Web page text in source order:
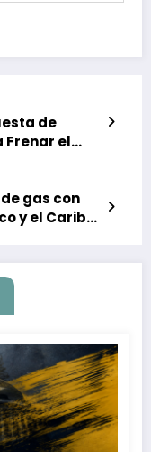
de
Frenar el
gas con
y el Caribe: